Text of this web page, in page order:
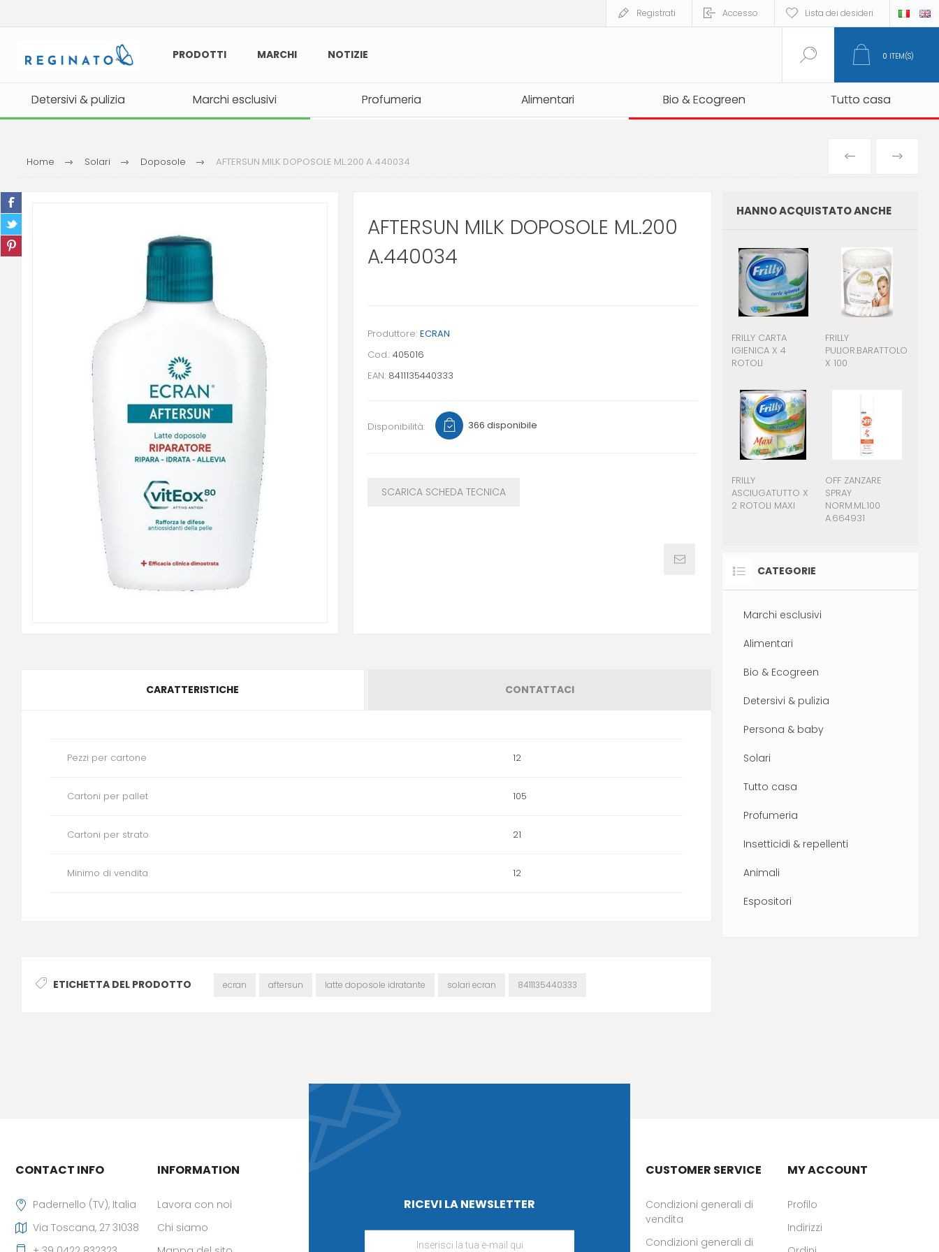
Registrati Accesso Lista dei desideri
PRODOTTI MARCHI NOTIZIE
Detersivi & pulizia Marchi esclusivi Profumeria Alimentari Bio & Ecogreen Tutto casa
Detersivi & pulizia Marchi esclusivi Profumeria Alimentari Bio & Ecogreen Tutto casa
0 ITEM(S)
Home Solari Doposole AFTERSUN MILK DOPOSOLE ML.200 A.440034
PREVIOUS
PRODUCT
AFTERSUN MILK DOPOSOLE ML.200
A.440034
Produttore: ECRAN
Cod.: 405016
EAN: 8411135440333
Disponibilità: 366 disponibile
SCARICA SCHEDA TECNICA
CARATTERISTICHE CONTATTACI
Pezzi per cartone 12
Cartoni per pallet 105
Cartoni per strato 21
Minimo di vendita 12
ETICHETTA DEL PRODOTTO ecran aftersun latte doposole idratante solari ecran 8411135440333
HANNO ACQUISTATO ANCHE
FRILLY CARTA
IGIENICA X 4
ROTOLI
FRILLY
PULIOR.BARATTOLO
X 100
FRILLY
ASCIUGATUTTO X
2 ROTOLI MAXI
OFF ZANZARE
SPRAY
NORM.ML.100
A.664931
CATEGORIE
Marchi esclusivi
Alimentari
Bio & Ecogreen
Detersivi & pulizia
Persona & baby
Solari
Tutto casa
Profumeria
Insetticidi & repellenti
Animali
Espositori
RICEVI LA NEWSLETTER
CONTACT INFO
Padernello (TV), Italia
Via Toscana, 27 31038
INFORMATION
Lavora con noi
Chi siamo
CUSTOMER SERVICE
Condizioni generali di
vendita
Condizioni generali di
MY ACCOUNT
Profilo
Indirizzi